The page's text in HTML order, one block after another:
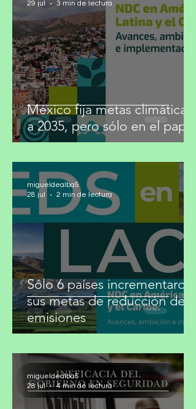
México fija metas climáticas
a 2035, pero sólo en el papel
migueldealba5
29 jul
3 min de lectura
Sólo 6 países incrementaron
sus metas de reducción de
emisiones
migueldealba5
28 jul
2 min de lectura
migueldealba5
4 min de lectura